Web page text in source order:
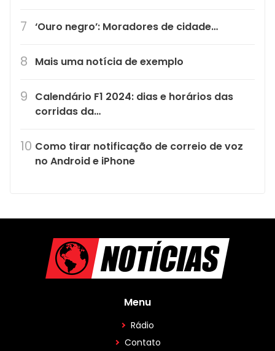
‘Ouro negro’: Moradores de cidade…
Mais uma notícia de exemplo
Calendário F1 2024: dias e horários das
corridas da…
Como tirar notificação de correio de voz
no Android e iPhone
Menu
Rádio
Contato